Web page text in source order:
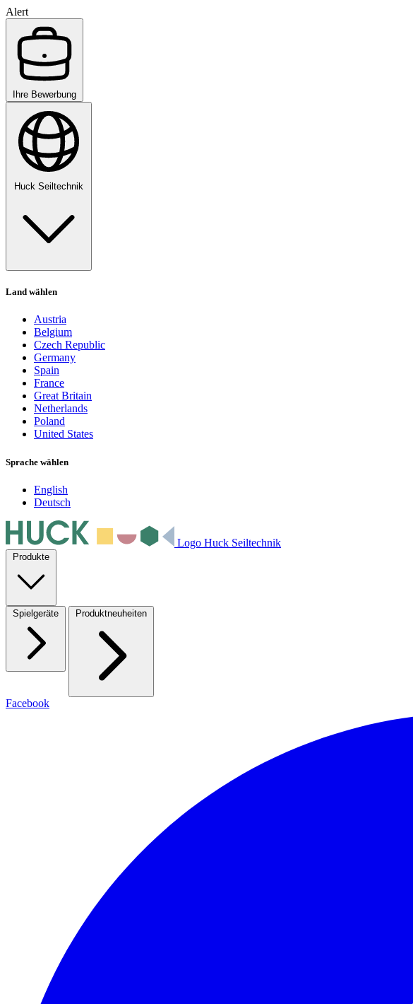
Alert
Ihre Bewerbung
Huck Seiltechnik
Land wählen
Austria
Belgium
Czech Republic
Germany
Spain
France
Great Britain
Netherlands
Poland
United States
Sprache wählen
English
Deutsch
Logo Huck Seiltechnik
Produkte
Spielgeräte Produktneuheiten
Facebook